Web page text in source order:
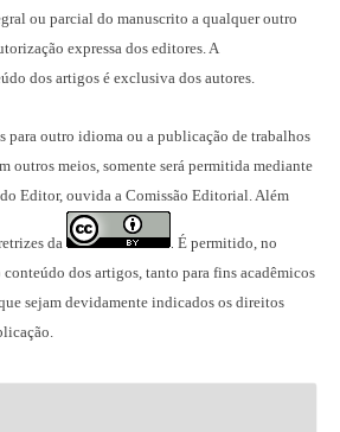
ou parcial do manuscrito a qualquer outro
expressa dos editores. A
dos artigos é exclusiva dos autores.
para outro idioma ou a publicação de trabalhos
outros meios, somente será permitida mediante
Editor, ouvida a Comissão Editorial. Além
da . É permitido, no
dos artigos, tanto para fins acadêmicos
sejam devidamente indicados os direitos